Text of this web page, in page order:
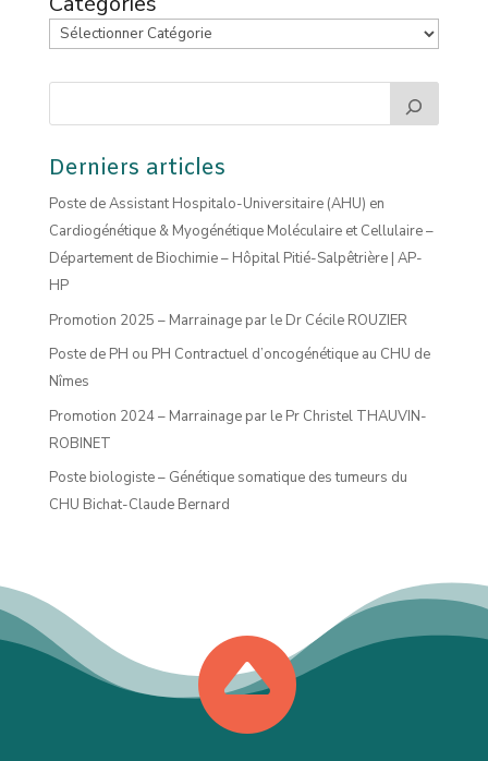
Derniers articles
Poste de Assistant Hospitalo-Universitaire (AHU) en
Cardiogénétique & Myogénétique Moléculaire et Cellulaire –
Département de Biochimie – Hôpital Pitié-Salpêtrière | AP-
HP
Promotion 2025 – Marrainage par le Dr Cécile ROUZIER
Poste de PH ou PH Contractuel d’oncogénétique au CHU de
Nîmes
Promotion 2024 – Marrainage par le Pr Christel THAUVIN-
ROBINET
Poste biologiste – Génétique somatique des tumeurs du
CHU Bichat-Claude Bernard
